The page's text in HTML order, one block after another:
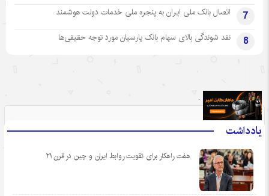
7 اتصال بانک ملی ایران به پنجره ملی خدمات دولت هوشمند
8 نقد شوندگی بالای سهام بانک پارسیان مورد توجه حقیقی‌ها
یادداشت
هفت راهکار برای تقویت روابط ایران و چین در قرن ۲۱
.